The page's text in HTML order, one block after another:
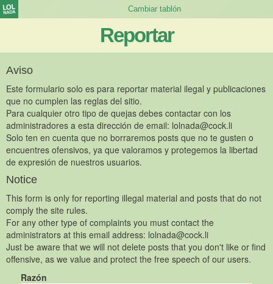
Reportar
Aviso
Este formulario solo es para reportar material ilegal y publicaciones
que no cumplen las reglas del sitio.
Para cualquier otro tipo de quejas debes contactar con los
administradores a esta dirección de email: lolnada@cock.li
Solo ten en cuenta que no borraremos posts que no te gusten o
encuentres ofensivos, ya que valoramos y protegemos la libertad
de expresión de nuestros usuarios.
Notice
This form is only for reporting illegal material and posts that do not
comply the site rules.
For any other type of complaints you must contact the
administrators at this email address: lolnada@cock.li
Just be aware that we will not delete posts that you don't like or find
offensive, as we value and protect the free speech of our users.
Razón